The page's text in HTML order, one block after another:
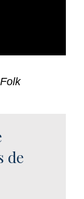
de